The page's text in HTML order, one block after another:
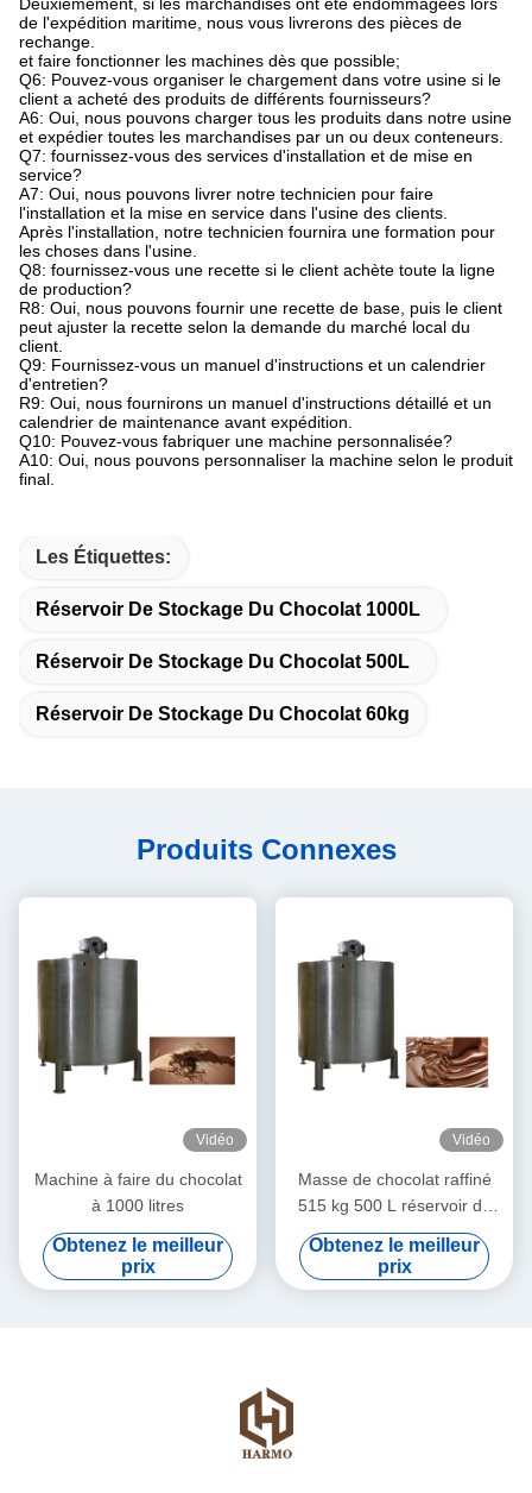
de l'expédition maritime, nous vous livrerons des pièces de
rechange.
et faire fonctionner les machines dès que possible;
Q6: Pouvez-vous organiser le chargement dans votre usine si le
client a acheté des produits de différents fournisseurs?
A6: Oui, nous pouvons charger tous les produits dans notre usine
et expédier toutes les marchandises par un ou deux conteneurs.
Q7: fournissez-vous des services d'installation et de mise en
service?
A7: Oui, nous pouvons livrer notre technicien pour faire
l'installation et la mise en service dans l'usine des clients.
Après l'installation, notre technicien fournira une formation pour
les choses dans l'usine.
Q8: fournissez-vous une recette si le client achète toute la ligne
de production?
R8: Oui, nous pouvons fournir une recette de base, puis le client
peut ajuster la recette selon la demande du marché local du
client.
Q9: Fournissez-vous un manuel d'instructions et un calendrier
d'entretien?
R9: Oui, nous fournirons un manuel d'instructions détaillé et un
calendrier de maintenance avant expédition.
Q10: Pouvez-vous fabriquer une machine personnalisée?
A10: Oui, nous pouvons personnaliser la machine selon le produit
final.
Les Étiquettes:
Réservoir De Stockage Du Chocolat 1000L
Réservoir De Stockage Du Chocolat 500L
Réservoir De Stockage Du Chocolat 60kg
Produits Connexes
Vidéo
Machine à faire du chocolat
à 1000 litres
Obtenez le meilleur
prix
Vidéo
Masse de chocolat raffiné
515 kg 500 L réservoir de
stockage de chocolat
Obtenez le meilleur
prix